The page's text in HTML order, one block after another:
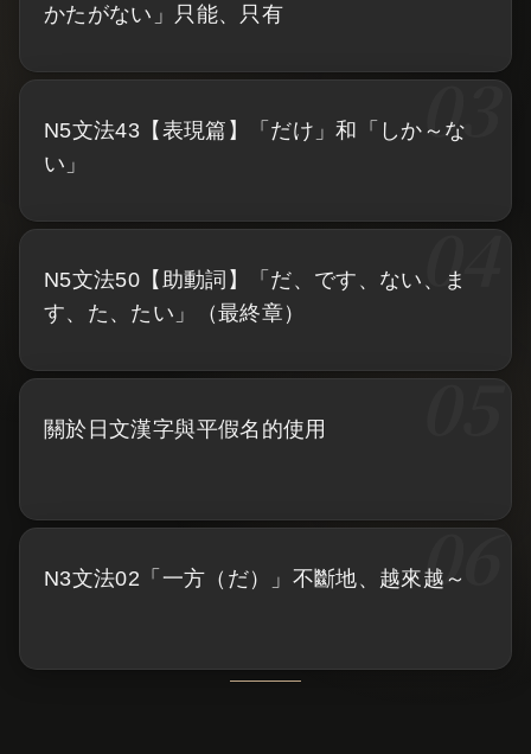
かたがない」只能、只有
N5文法43【表現篇】「だけ」和「しか～な
い」
N5文法50【助動詞】「だ、です、ない、ま
す、た、たい」（最終章）
關於日文漢字與平假名的使用
N3文法02「一方（だ）」不斷地、越來越～